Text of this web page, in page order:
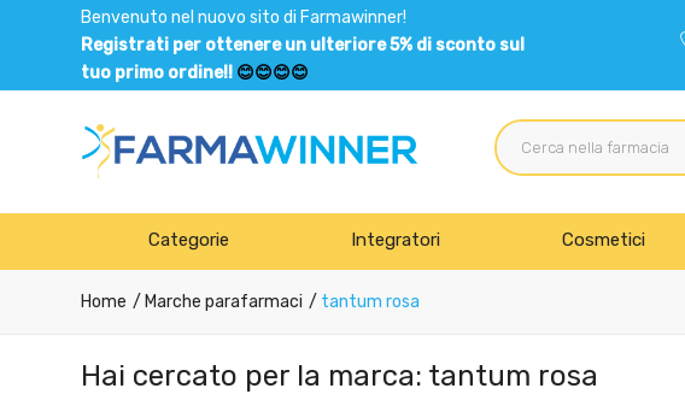
Benvenuto nel nuovo sito di Farmawinner!
Registrati per ottenere un ulteriore 5% di sconto sul
tuo primo ordine!! 😊😊😊😊
Categorie Integratori Cosmetici
Home Marche parafarmaci tantum rosa
Hai cercato per la marca: tantum rosa